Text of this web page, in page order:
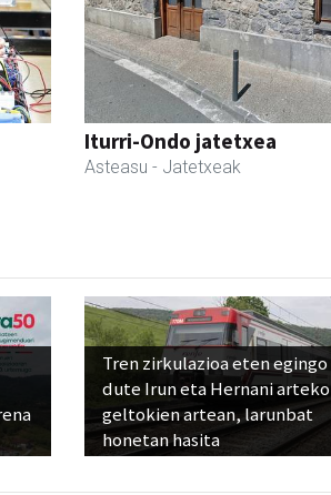
Iturri-Ondo jatetxea
Asteasu - Jatetxeak
Tren zirkulazioa eten egingo
dute Irun eta Hernani arteko
geltokien artean, larunbat
honetan hasita